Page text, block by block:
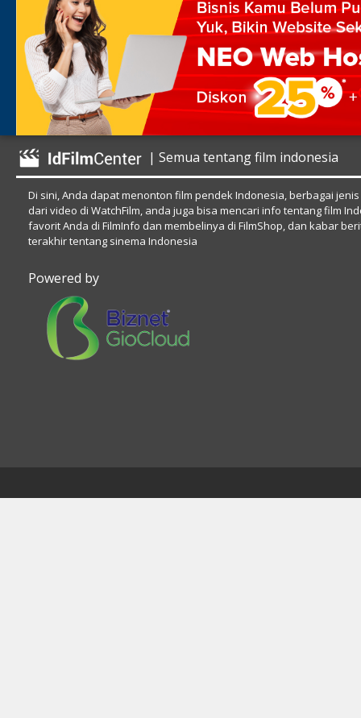
| Semua tentang film indonesia
Di sini, Anda dapat menonton film pendek Indonesia, berbagai
dari video di WatchFilm, anda juga bisa mencari info tentang film
favorit Anda di FilmInfo dan membelinya di FilmShop, dan kabar
terakhir tentang sinema Indonesia
Powered by